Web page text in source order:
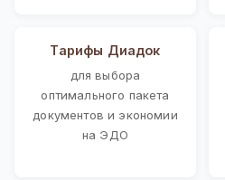
Тарифы Диадок
для выбора
оптимального пакета
документов и экономии
на ЭДО